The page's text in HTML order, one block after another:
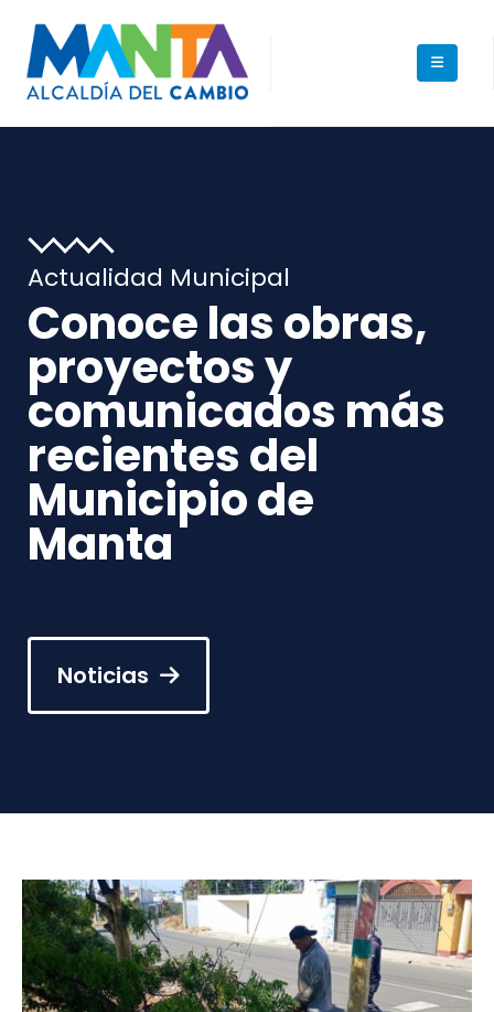
Actualidad Municipal
Conoce las obras,
proyectos y
comunicados más
recientes del
Municipio de
Manta
Noticias